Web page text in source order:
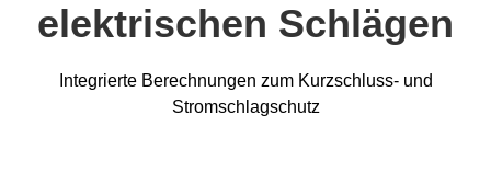
elektrischen Schlägen
Integrierte Berechnungen zum Kurzschluss- und
Stromschlagschutz